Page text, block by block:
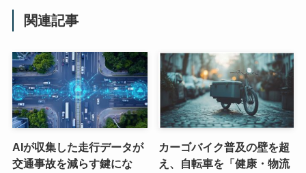
関連記事
AIが収集した走行データが
交通事故を減らす鍵にな
カーゴバイク普及の壁を超
え、自転車を「健康・物流